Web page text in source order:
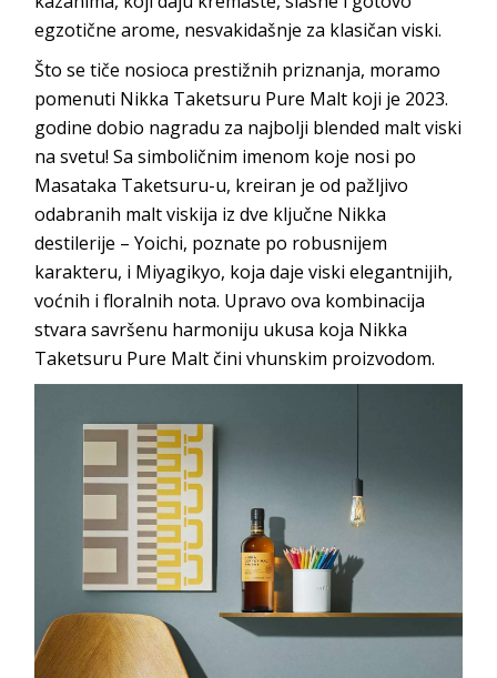
egzotične arome, nesvakidašnje za klasičan viski.
Što se tiče nosioca prestižnih priznanja, moramo
pomenuti Nikka Taketsuru Pure Malt koji je 2023.
godine dobio nagradu za najbolji blended malt viski
na svetu! Sa simboličnim imenom koje nosi po
Masataka Taketsuru-u, kreiran je od pažljivo
odabranih malt viskija iz dve ključne Nikka
destilerije – Yoichi, poznate po robusnijem
karakteru, i Miyagikyo, koja daje viski elegantnijih,
voćnih i floralnih nota. Upravo ova kombinacija
stvara savršenu harmoniju ukusa koja Nikka
Taketsuru Pure Malt čini vhunskim proizvodom.